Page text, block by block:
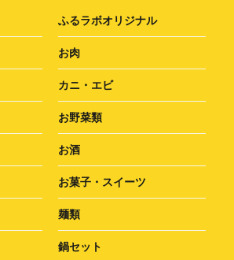
ふるラボオリジナル
お肉
カニ・エビ
お野菜類
お酒
お菓子・スイーツ
麺類
鍋セット